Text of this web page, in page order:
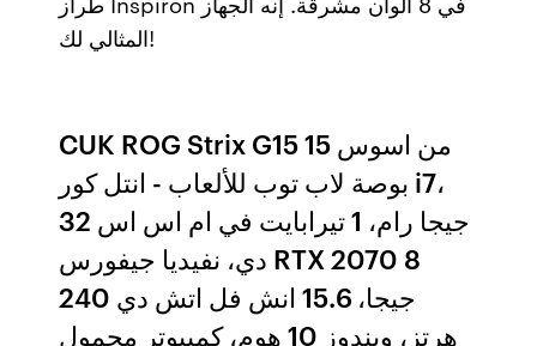
المثالي لك!
CUK ROG Strix G15 من اسوس 15
بوصة لاب توب للألعاب - انتل كور i7،
32 جيجا رام، 1 تيرابايت في ام اس اس
دي، نفيديا جيفورس RTX 2070 8
جيجا، 15.6 انش فل اتش دي 240
هرتز، ويندوز 10 هوم، كمبيوتر محمول